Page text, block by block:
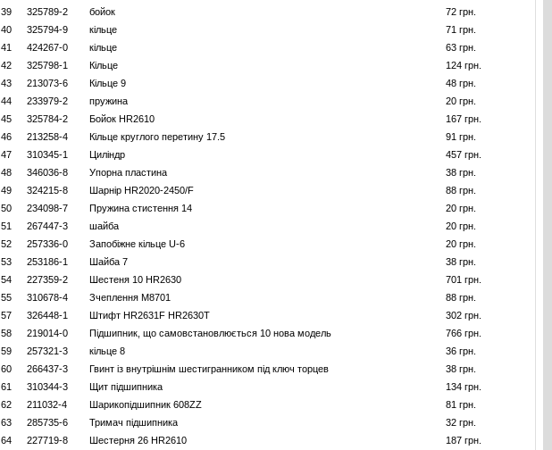
39
325789-2 бойок
72 грн.
40
325794-9 кільце
71 грн.
41
424267-0 кільце
63 грн.
42
325798-1 Кільце
124 грн.
43
213073-6 Кільце 9
48 грн.
44
233979-2 пружина
20 грн.
45
325784-2 Бойок HR2610
167 грн.
46
213258-4 Кільце круглого перетину 17.5
91 грн.
47
310345-1 Циліндр
457 грн.
48
346036-8 Упорна пластина
38 грн.
49
324215-8 Шарнір HR2020-2450/F
88 грн.
50
234098-7 Пружина стистення 14
20 грн.
51
267447-3 шайба
20 грн.
52
257336-0 Запобіжне кільце U-6
20 грн.
53
253186-1 Шайба 7
38 грн.
54
227359-2 Шестеня 10 HR2630
701 грн.
55
310678-4 Зчеплення M8701
88 грн.
57
326448-1 Штифт HR2631F HR2630T
302 грн.
58
219014-0 Підшипник, що самовстановлюється 10 нова модель
766 грн.
59
257321-3 кільце 8
36 грн.
60
266437-3 Гвинт із внутрішнім шестигранником під ключ торцев
38 грн.
61
310344-3 Щит підшипника
134 грн.
62
211032-4 Шарикопідшипник 608ZZ
81 грн.
63
285735-6 Тримач підшипника
32 грн.
64
227719-8 Шестерня 26 HR2610
187 грн.